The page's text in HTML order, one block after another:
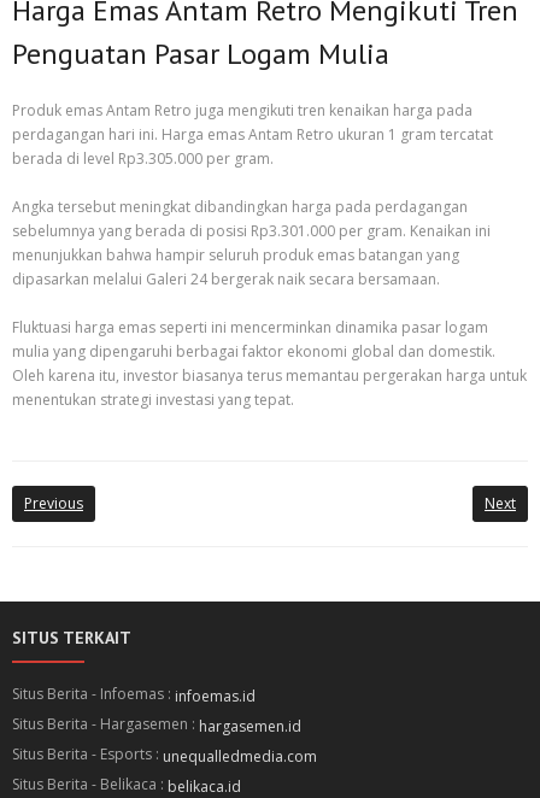
Harga Emas Antam Retro Mengikuti Tren
Penguatan Pasar Logam Mulia
Produk emas Antam Retro juga mengikuti tren kenaikan harga pada
perdagangan hari ini. Harga emas Antam Retro ukuran 1 gram tercatat
berada di level Rp3.305.000 per gram.
Angka tersebut meningkat dibandingkan harga pada perdagangan
sebelumnya yang berada di posisi Rp3.301.000 per gram. Kenaikan ini
menunjukkan bahwa hampir seluruh produk emas batangan yang
dipasarkan melalui Galeri 24 bergerak naik secara bersamaan.
Fluktuasi harga emas seperti ini mencerminkan dinamika pasar logam
mulia yang dipengaruhi berbagai faktor ekonomi global dan domestik.
Oleh karena itu, investor biasanya terus memantau pergerakan harga untuk
menentukan strategi investasi yang tepat.
Previous Next
SITUS TERKAIT
Situs Berita - Infoemas : infoemas.id
Situs Berita - Hargasemen : hargasemen.id
Situs Berita - Esports : unequalledmedia.com
Situs Berita - Belikaca : belikaca.id